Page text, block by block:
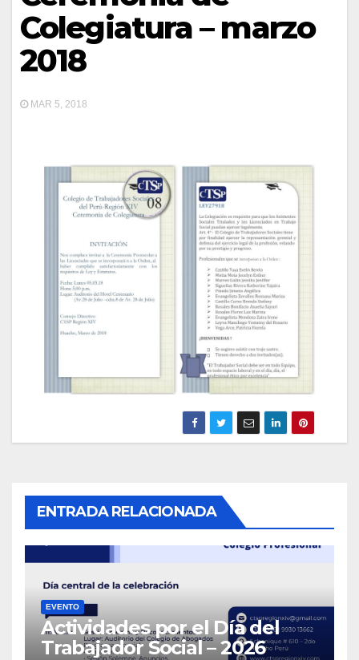
Colegiatura – marzo
2018
MAR 5, 2018
ENTRADA RELACIONADA
EVENTO
Actividades por el Día del
Trabajador Social – 2026